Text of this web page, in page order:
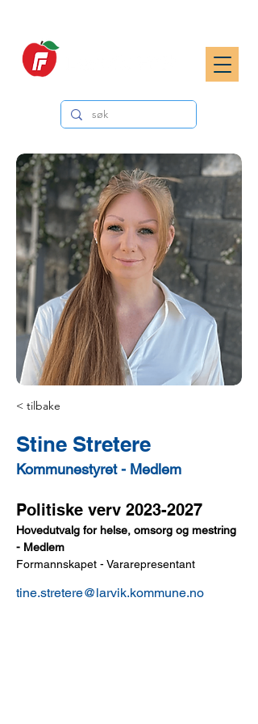
< tilbake
Stine Stretere
Kommunestyret - Medlem
Politiske verv 2023-2027
Hovedutvalg for helse, omsorg og mestring
- Medlem
Formannskapet - Vararepresentant
tine.stretere@larvik.kommune.no